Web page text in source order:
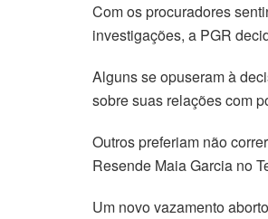
Com os procuradores
investigações, a PGR
Alguns se opuseram à
sobre suas relações com
Outros preferiam não
Resende Maia Garcia no
Um novo vazamento